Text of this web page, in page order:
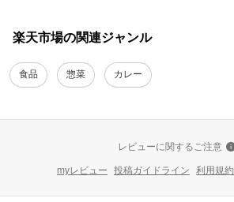
楽天市場の関連ジャンル
食品 惣菜 カレー
レビューに関するご注意
myレビュー 投稿ガイドライン 利用規約